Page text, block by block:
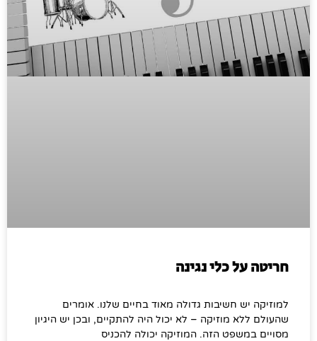
חריטה על כלי נגינה
למוזיקה יש חשיבות גדולה מאוד בחיים שלנו. אומרים
שהעולם ללא מוזיקה – לא יכול היה להתקיים, ובכן יש היגיון
מסויים במשפט הזה. המוזיקה יכולה להכניס